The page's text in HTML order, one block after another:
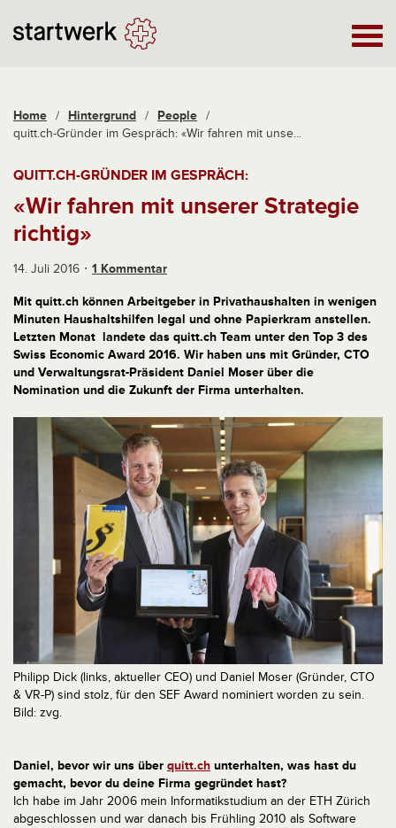
Home / Hintergrund / People /
quitt.ch-Gründer im Gespräch: «Wir fahren mit unse...
QUITT.CH-GRÜNDER IM GESPRÄCH:
«Wir fahren mit unserer Strategie
richtig»
14. Juli 2016 1 Kommentar
Mit quitt.ch können Arbeitgeber in Privathaushalten in wenigen
Minuten Haushaltshilfen legal und ohne Papierkram anstellen.
Letzten Monat landete das quitt.ch Team unter den Top 3 des
Swiss Economic Award 2016. Wir haben uns mit Gründer, CTO
und Verwaltungsrat-Präsident Daniel Moser über die
Nomination und die Zukunft der Firma unterhalten.
Philipp Dick (links, aktueller CEO) und Daniel Moser (Gründer, CTO
& VR-P) sind stolz, für den SEF Award nominiert worden zu sein.
Bild: zvg.
Daniel, bevor wir uns über quitt.ch unterhalten, was hast du
gemacht, bevor du deine Firma gegründet hast?
Ich habe im Jahr 2006 mein Informatikstudium an der ETH Zürich
abgeschlossen und war danach bis Frühling 2010 als Software